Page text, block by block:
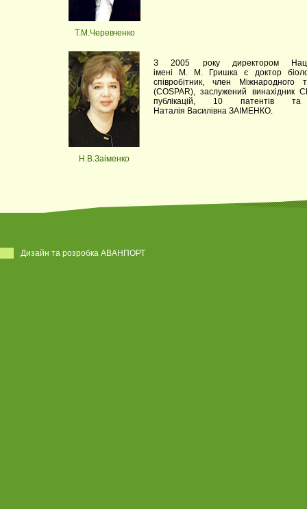
Т.М.Черевченко
Н.В.Заіменко
З 2005 року директором
імені М. М. Гришка є доктор
співробітник, член Міжнародного
(COSPAR), заслужений винахідник
публікацій, 10 патентів
Наталія Василівна ЗАІМЕНКО.
Дизайн та розробка АВАНПОРТ